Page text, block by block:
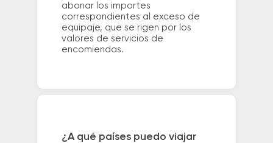
abonar los importes
correspondientes al exceso de
equipaje, que se rigen por los
valores de servicios de
encomiendas.
¿A qué países puedo viajar